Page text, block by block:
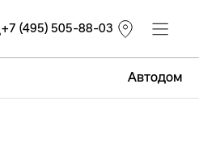
Автодом
+7 (495) 505-88-03